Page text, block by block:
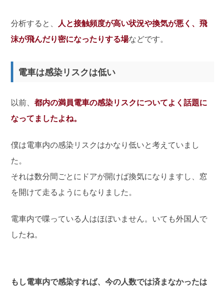
分析すると、
人と接触頻度が高い状況や換気が悪く、飛
沫が飛んだり密になったりする場などです。
電車は感染リスクは低い
以前、都内の満員電車の感染リスクについてよく話題に
なってましたよね。
僕は電車内の感染リスクはかなり低いと考えていまし
た。
それは数分間ごとにドアが開けば換気になりますし、窓
を開けて走るようにもなりました。
電車内で喋っている人はほぼいません。いても外国人で
したね。
もし電車内で感染すれば、今の人数では済まなかったは